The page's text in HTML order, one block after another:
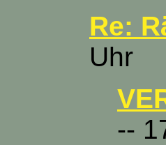
Re:
Uhr
--